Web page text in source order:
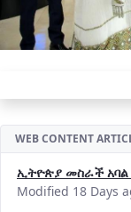
WEB CONTENT
ኢትዮጵያ መስራች አባል
Modified 18 Days